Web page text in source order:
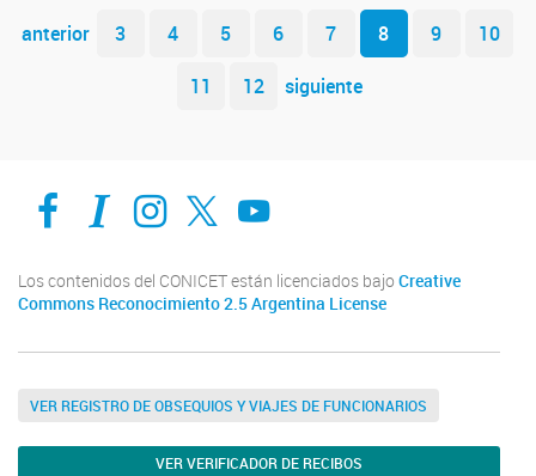
Navegador de artículos
anterior 3 4 5 6 7 8 9
10
11
12 siguiente
Facebook
Intranet-IFISInstagram
X YouTube
Los contenidos del CONICET están licenciados bajo Creative
Commons Reconocimiento 2.5 Argentina License
VER REGISTRO DE OBSEQUIOS Y VIAJES DE FUNCIONARIOS
VER VERIFICADOR DE RECIBOS